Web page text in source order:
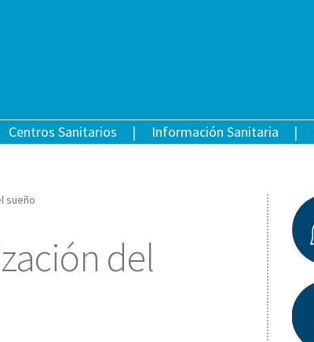
Centros Sanitarios Información Sanitaria
sueño
del